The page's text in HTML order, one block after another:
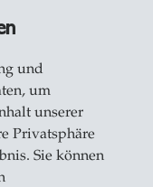
und
um
unserer
Privatsphäre
Sie können
&